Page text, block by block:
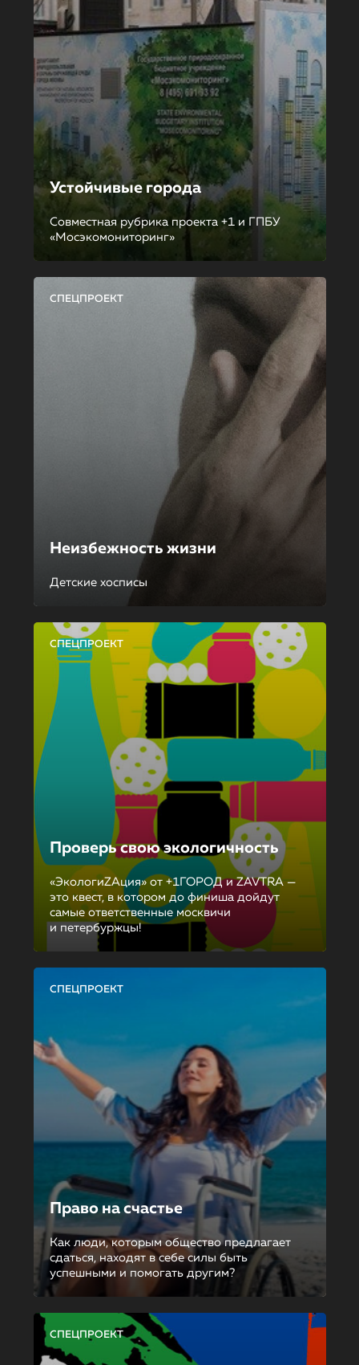
Устойчивые города
Совместная рубрика проекта +1 и ГПБУ
«Мосэкомониторинг»
СПЕЦПРОЕКТ
Неизбежность жизни
Детские хосписы
СПЕЦПРОЕКТ
Проверь свою экологичность
«ЭкологиZAция» от +1ГОРОД и ZAVTRA —
это квест, в котором до финиша дойдут
самые ответственные москвичи
и петербуржцы!
СПЕЦПРОЕКТ
Право на счастье
Как люди, которым общество предлагает
сдаться, находят в себе силы быть
успешными и помогать другим?
СПЕЦПРОЕКТ